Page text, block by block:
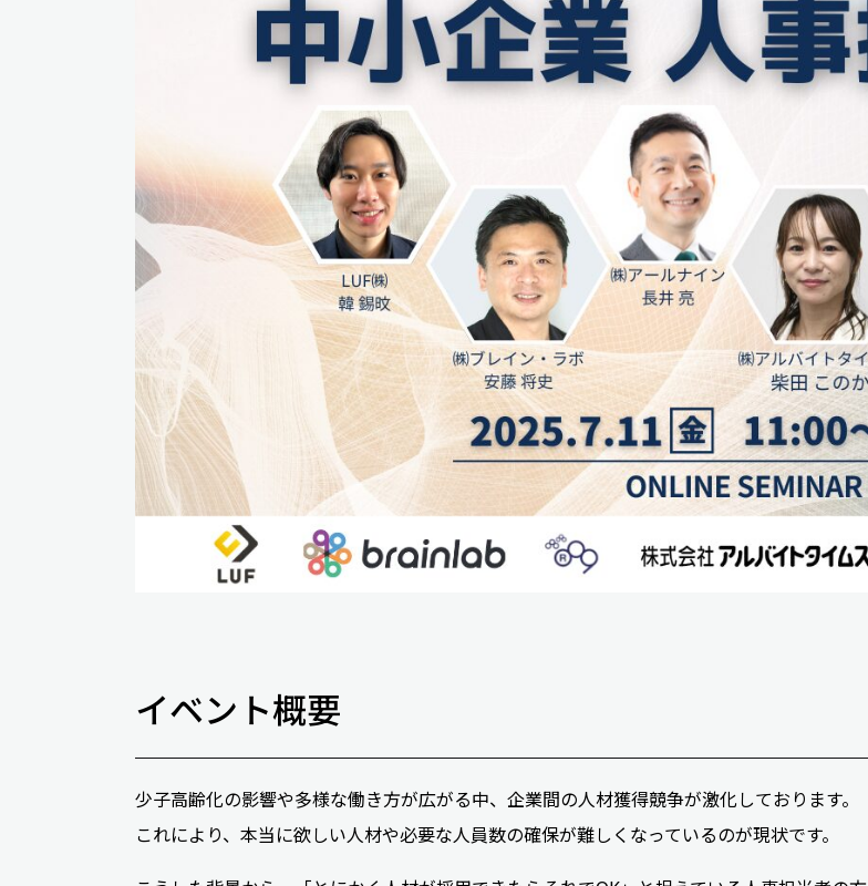
イベント概要
少子高齢化の影響や多様な働き方が広がる中、企業間の人材獲得競争が激化しております。
これにより、本当に欲しい人材や必要な人員数の確保が難しくなっているのが現状です。